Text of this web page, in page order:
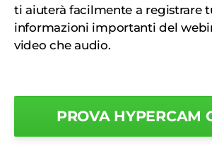
ti aiuterà facilmente a registrare
informazioni importanti del
video che audio.
PROVA HYPERCAM